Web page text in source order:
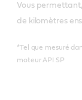
Vous
de kilomètres
*Tel que mesuré
moteur API SP